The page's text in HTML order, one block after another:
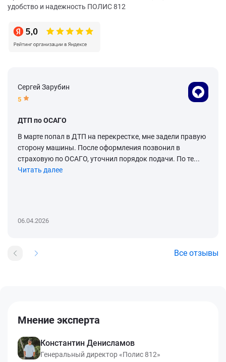
удобство и надежность ПОЛИС 812
Сергей Зарубин
5
ДТП по ОСАГО
В марте попал в ДТП на перекрестке, мне задели правую
сторону машины. После оформления позвонил в
страховую по ОСАГО, уточнил порядок подачи. По те...
Читать далее
06.04.2026
Все отзывы
Мнение эксперта
Константин Денисламов
Генеральный директор «Полис 812»